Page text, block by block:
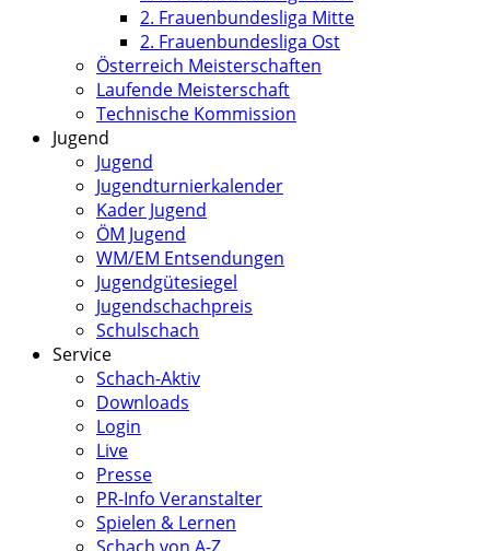
2. Frauenbundesliga Mitte
2. Frauenbundesliga Ost
Österreich Meisterschaften
Laufende Meisterschaft
Technische Kommission
Jugend
Jugend
Jugendturnierkalender
Kader Jugend
ÖM Jugend
WM/EM Entsendungen
Jugendgütesiegel
Jugendschachpreis
Schulschach
Service
Schach-Aktiv
Downloads
Login
Live
Presse
PR-Info Veranstalter
Spielen & Lernen